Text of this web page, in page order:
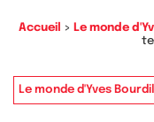
Accueil > Le monde
Le monde d'Yves